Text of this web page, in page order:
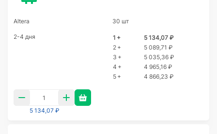
Altera 30 шт
2-4 дня 1 +
5 134,07 ₽
2 +
5 089,71 ₽
3 +
5 035,36 ₽
4 +
4 965,16 ₽
5 +
4 866,23 ₽
5 134,07 ₽